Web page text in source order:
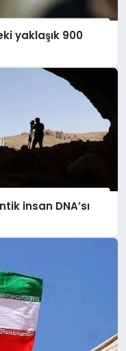
yaklaşık 900
insan DNA’sı